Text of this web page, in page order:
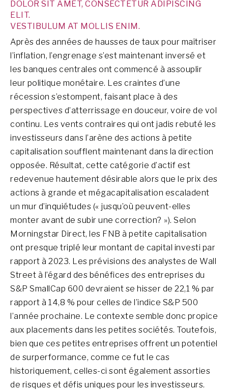
DOLOR SIT AMET, CONSECTETUR ADIPISCING
ELIT.
VESTIBULUM AT MOLLIS ENIM.
Après des années de hausses de taux pour maîtriser
l’inflation, l’engrenage s’est maintenant inversé et
les banques centrales ont commencé à assouplir
leur politique monétaire. Les craintes d’une
récession s’estompent, faisant place à des
perspectives d’atterrissage en douceur, voire de vol
continu. Les vents contraires qui ont jadis rebuté les
investisseurs dans l’arène des actions à petite
capitalisation soufflent maintenant dans la direction
opposée. Résultat, cette catégorie d’actif est
redevenue hautement désirable alors que le prix des
actions à grande et mégacapitalisation escaladent
un mur d’inquiétudes (« jusqu’où peuvent-elles
monter avant de subir une correction? »). Selon
Morningstar Direct, les FNB à petite capitalisation
ont presque triplé leur montant de capital investi par
rapport à 2023. Les prévisions des analystes de Wall
Street à l’égard des bénéfices des entreprises du
S&P SmallCap 600 devraient se hisser de 22,1 % par
rapport à 14,8 % pour celles de l’indice S&P 500
l’année prochaine. Le contexte semble donc propice
aux placements dans les petites sociétés. Toutefois,
bien que ces petites entreprises offrent un potentiel
de surperformance, comme ce fut le cas
historiquement, celles-ci sont également assorties
de risques et défis uniques pour les investisseurs.